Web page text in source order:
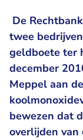
De
twee
geldboete ter
december
Meppel aan
bewezen dat
overlijden